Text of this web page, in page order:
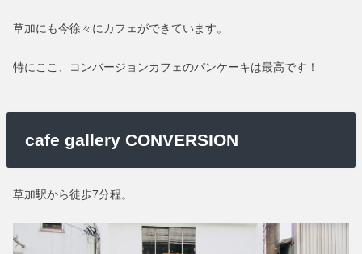
草加にも今徐々にカフェができています。
特にここ、コンバージョンカフェのパンケーキは最高です！
cafe gallery CONVERSION
草加駅から徒歩7分程。